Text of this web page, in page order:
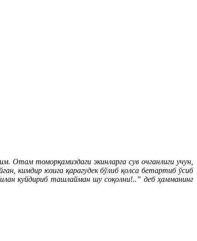
Отам томорқамиздаги экинларга сув очганлиги учун,
кимдир юзига қарагудек бўлиб қолса бетартиб ўсиб
куйдириб ташлайман шу соқолни!..” деб ҳамманинг